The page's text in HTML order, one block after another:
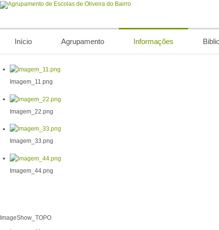
Início Agrupamento Informações
Imagem_11.png
Imagem_22.png
Imagem_33.png
Imagem_44.png
ImageShow_TOPO